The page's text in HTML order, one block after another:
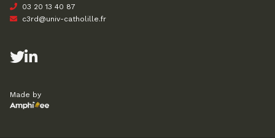
03 20 13 40 87
c3rd@univ-catholille.fr
Made by